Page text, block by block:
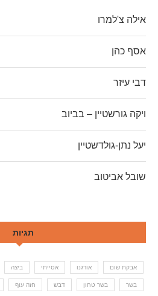
אילה צ'למרו
אסף כהן
דבי עיזר
ויקה גורשטיין – בביוב
יעל נתן-גולדשטיין
שובל אביטוב
תגיות
אבקת שום אורגנו אסייתי ביצה
בשר בשר טחון דבש חזה עוף